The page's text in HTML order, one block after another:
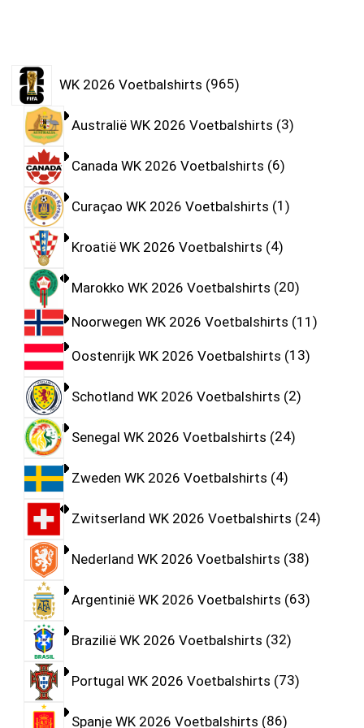
WK 2026 Voetbalshirts 965
Australië WK 2026 Voetbalshirts 3
Canada WK 2026 Voetbalshirts 6
Curaçao WK 2026 Voetbalshirts 1
Kroatië WK 2026 Voetbalshirts 4
Marokko WK 2026 Voetbalshirts 20
Noorwegen WK 2026 Voetbalshirts 11
Oostenrijk WK 2026 Voetbalshirts 13
Schotland WK 2026 Voetbalshirts 2
Senegal WK 2026 Voetbalshirts 24
Zweden WK 2026 Voetbalshirts 4
Zwitserland WK 2026 Voetbalshirts 24
Nederland WK 2026 Voetbalshirts 38
Argentinië WK 2026 Voetbalshirts 63
Brazilië WK 2026 Voetbalshirts 32
Portugal WK 2026 Voetbalshirts 73
Spanje WK 2026 Voetbalshirts 86